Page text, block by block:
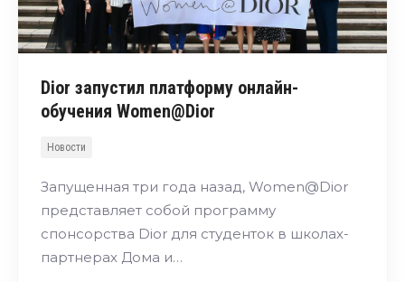
Dior запустил платформу онлайн-
обучения Women@Dior
Новости
Запущенная три года назад, Women@Dior
представляет собой программу
спонсорства Dior для студенток в школах-
партнерах Дома и…